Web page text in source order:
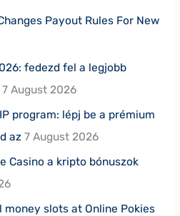
Payout Rules For New
fedezd fel a legjobb
7 August 2026
program: lépj be a prémium
az 7 August 2026
Casino a kripto bónuszok
money slots at Online Pokies